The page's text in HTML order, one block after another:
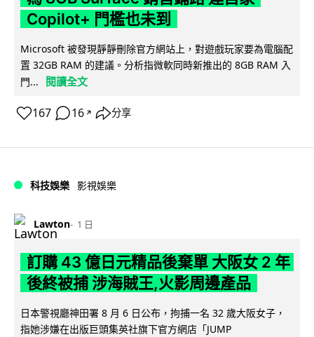
Copilot+ 門檻也未到
Microsoft 被發現靜靜刪除官方網站上，對遊戲玩家要為電腦配
置 32GB RAM 的建議。分析指微軟同時新推出的 8GB RAM 入
門...
閱讀全文
167 16 ↗ 分享
科技娛樂 影視娛樂
Lawton 1 日
訂購 43 億日元精品後棄單 大阪女 2 年
後終被捕 涉海賊王,火影周邊產品
日本警視廳神田署 8 月 6 日公布，拘捕一名 32 歲大阪女子，
指她涉嫌在出版巨頭集英社旗下官方網店「JUMP